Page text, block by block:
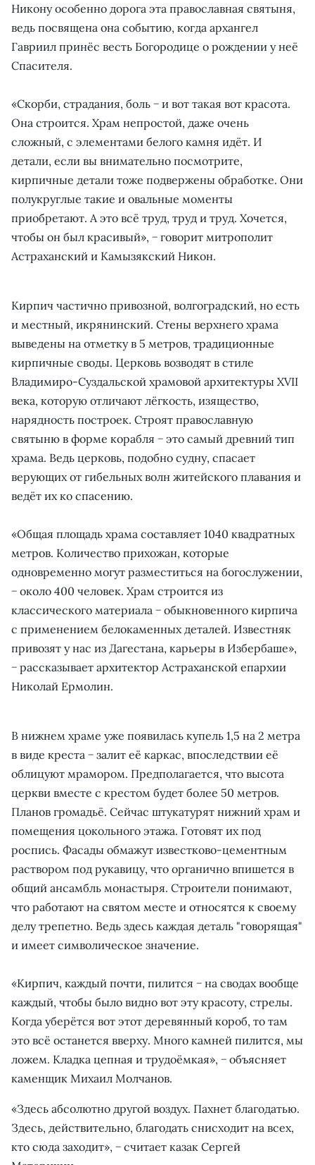
Никону особенно дорога эта православная святыня,
ведь посвящена она событию, когда архангел
Гавриил принёс весть Богородице о рождении у неё
Спасителя.
«Скорби, страдания, боль − и вот такая вот красота.
Она строится. Храм непростой, даже очень
сложный, с элементами белого камня идёт. И
детали, если вы внимательно посмотрите,
кирпичные детали тоже подвержены обработке. Они
полукруглые такие и овальные моменты
приобретают. А это всё труд, труд и труд. Хочется,
чтобы он был красивый», − говорит митрополит
Астраханский и Камызякский Никон.
Кирпич частично привозной, волгоградский, но есть
и местный, икрянинский. Стены верхнего храма
выведены на отметку в 5 метров, традиционные
кирпичные своды. Церковь возводят в стиле
Владимиро-Суздальской храмовой архитектуры XVII
века, которую отличают лёгкость, изящество,
нарядность построек. Строят православную
святыню в форме корабля − это самый древний тип
храма. Ведь церковь, подобно судну, спасает
верующих от гибельных волн житейского плавания и
ведёт их ко спасению.
«Общая площадь храма составляет 1040 квадратных
метров. Количество прихожан, которые
одновременно могут разместиться на богослужении,
− около 400 человек. Храм строится из
классического материала − обыкновенного кирпича
с применением белокаменных деталей. Известняк
привозят у нас из Дагестана, карьеры в Избербаше»,
− рассказывает архитектор Астраханской епархии
Николай Ермолин.
В нижнем храме уже появилась купель 1,5 на 2 метра
в виде креста − залит её каркас, впоследствии её
облицуют мрамором. Предполагается, что высота
церкви вместе с крестом будет более 50 метров.
Планов громадьё. Сейчас штукатурят нижний храм и
помещения цокольного этажа. Готовят их под
роспись. Фасады обмажут известково-цементным
раствором под рукавицу, что органично впишется в
общий ансамбль монастыря. Строители понимают,
что работают на святом месте и относятся к своему
делу трепетно. Ведь здесь каждая деталь "говорящая"
и имеет символическое значение.
«Кирпич, каждый почти, пилится − на сводах вообще
каждый, чтобы было видно вот эту красоту, стрелы.
Когда уберётся вот этот деревянный короб, то там
это всё останется вверху. Много камней пилится, мы
ложем. Кладка цепная и трудоёмкая», − объясняет
каменщик Михаил Молчанов.
«Здесь абсолютно другой воздух. Пахнет благодатью.
Здесь, действительно, благодать снисходит на всех,
кто сюда заходит», − считает казак Сергей